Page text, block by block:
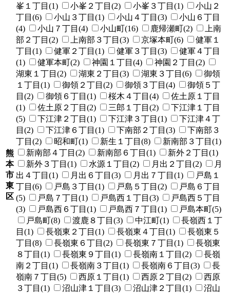
熊
本
市
東
区
峯１丁目(1)
小峯２丁目(2) 小峯３丁目(1)
小山２
丁目(6)
小山３丁目(1) 小山４丁目(3)
小山６丁目
(4)
小山７丁目(4) 小山町(16) 鹿帰瀬町(2)
上南
部２丁目(2)
上南部３丁目(3) 京塚本町(6)
健軍１
丁目(1)
健軍２丁目(1) 健軍３丁目(3)
健軍４丁目
(1)
健軍本町(2) 神園１丁目(4)
神園２丁目(2)
湖東１丁目(2)
湖東２丁目(3) 湖東３丁目(6)
御領
１丁目(1)
御領２丁目(2) 御領３丁目(4)
御領５丁
目(2)
御領６丁目(1) 桜木４丁目(4)
佐土原１丁目
(1)
佐土原２丁目(2) 三郎１丁目(2)
下江津１丁目
(5)
下江津２丁目(1) 下江津３丁目(1)
下江津４丁
目(2)
下江津６丁目(1) 下南部２丁目(3)
下南部３
丁目(2)
昭和町(1) 新生１丁目(8)
新南部３丁目(1)
新南部４丁目(2)
新南部６丁目(1)
新外２丁目(1)
新外３丁目(1)
水源１丁目(2) 月出２丁目(2)
月
出４丁目(1)
月出６丁目(3) 月出７丁目(1)
戸島１
丁目(6)
戸島３丁目(1) 戸島５丁目(2)
戸島６丁目
(5)
戸島７丁目(1) 戸島西１丁目(3)
戸島西５丁目
(3)
戸島西６丁目(1) 戸島西７丁目(1)
戸島本町(5)
戸島町(8)
渡鹿８丁目(3) 中江町(1)
長嶺西１丁
目(1)
長嶺東２丁目(1) 長嶺東４丁目(1)
長嶺東５
丁目(8)
長嶺東６丁目(2) 長嶺東７丁目(1)
長嶺東
８丁目(1)
長嶺東９丁目(1) 長嶺南１丁目(2)
長嶺
南２丁目(1)
長嶺南３丁目(1) 長嶺南６丁目(3)
長
嶺南７丁目(5)
西原１丁目(1) 西原２丁目(2)
西原
３丁目(1)
沼山津１丁目(3) 沼山津２丁目(1)
沼山